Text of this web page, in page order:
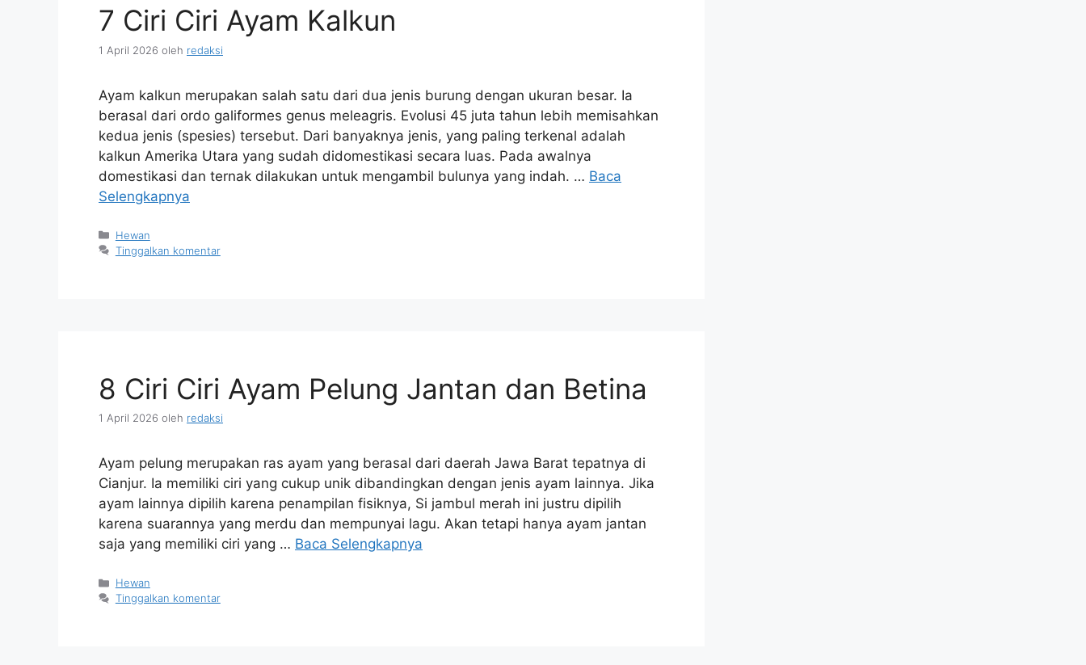
7 Ciri Ciri Ayam Kalkun
1 April 2026 oleh redaksi
Ayam kalkun merupakan salah satu dari dua jenis burung dengan ukuran besar. Ia
berasal dari ordo galiformes genus meleagris. Evolusi 45 juta tahun lebih memisahkan
kedua jenis (spesies) tersebut. Dari banyaknya jenis, yang paling terkenal adalah
kalkun Amerika Utara yang sudah didomestikasi secara luas. Pada awalnya
domestikasi dan ternak dilakukan untuk mengambil bulunya yang indah. … Baca
Selengkapnya
Kategori
Hewan
Tinggalkan komentar
8 Ciri Ciri Ayam Pelung Jantan dan Betina
1 April 2026 oleh redaksi
Ayam pelung merupakan ras ayam yang berasal dari daerah Jawa Barat tepatnya di
Cianjur. Ia memiliki ciri yang cukup unik dibandingkan dengan jenis ayam lainnya. Jika
ayam lainnya dipilih karena penampilan fisiknya, Si jambul merah ini justru dipilih
karena suarannya yang merdu dan mempunyai lagu. Akan tetapi hanya ayam jantan
saja yang memiliki ciri yang … Baca Selengkapnya
Kategori
Hewan
Tinggalkan komentar